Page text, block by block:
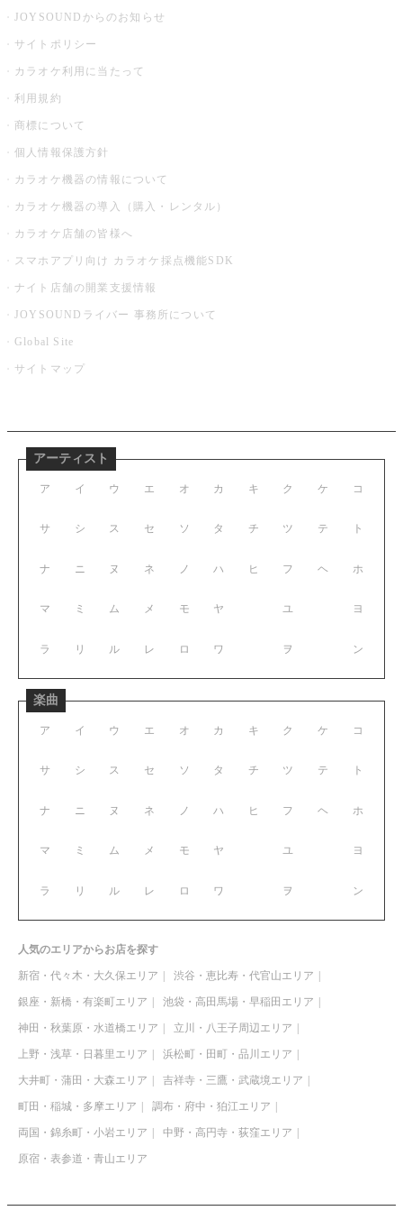
JOYSOUNDからのお知らせ
サイトポリシー
カラオケ利用に当たって
利用規約
商標について
個人情報保護方針
カラオケ機器の情報について
カラオケ機器の導入（購入・レンタル）
カラオケ店舗の皆様へ
スマホアプリ向け カラオケ採点機能SDK
ナイト店舗の開業支援情報
JOYSOUNDライバー 事務所について
Global Site
サイトマップ
アーティスト
ア イ ウ エ オ
サ シ ス セ ソ
ナ ニ ヌ ネ ノ
マ ミ ム メ モ
ラ リ ル レ ロ
カ キ ク ケ コ
タ チ ツ テ ト
ハ ヒ フ ヘ ホ
ヤ ユ ヨ
ワ ヲ ン
楽曲
ア イ ウ エ オ
サ シ ス セ ソ
ナ ニ ヌ ネ ノ
マ ミ ム メ モ
ラ リ ル レ ロ
カ キ ク ケ コ
タ チ ツ テ ト
ハ ヒ フ ヘ ホ
ヤ ユ ヨ
ワ ヲ ン
人気のエリアからお店を探す
新宿・代々木・大久保エリア 渋谷・恵比寿・代官山エリア
銀座・新橋・有楽町エリア 池袋・高田馬場・早稲田エリア
神田・秋葉原・水道橋エリア 立川・八王子周辺エリア
上野・浅草・日暮里エリア 浜松町・田町・品川エリア
大井町・蒲田・大森エリア 吉祥寺・三鷹・武蔵境エリア
町田・稲城・多摩エリア 調布・府中・狛江エリア
両国・錦糸町・小岩エリア 中野・高円寺・荻窪エリア
原宿・表参道・青山エリア